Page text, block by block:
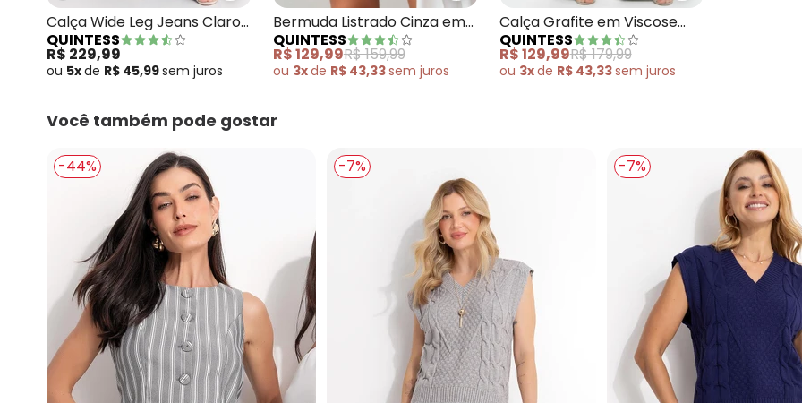
Calça Wide Leg Jeans Claro
em Jeans
QUINTESS
R$ 229,99
ou 5xde R$ 45,99sem juros
Bermuda Listrado Cinza em
Alfaiataria
QUINTESS
R$ 129,99R$ 159,99
ou 3xde R$ 43,33sem juros
Calça Grafite em Viscose
com Poliéster
QUINTESS
R$ 129,99R$ 179,99
ou 3xde R$ 43,33sem juros
Você também pode gostar
-44% -7% -7%